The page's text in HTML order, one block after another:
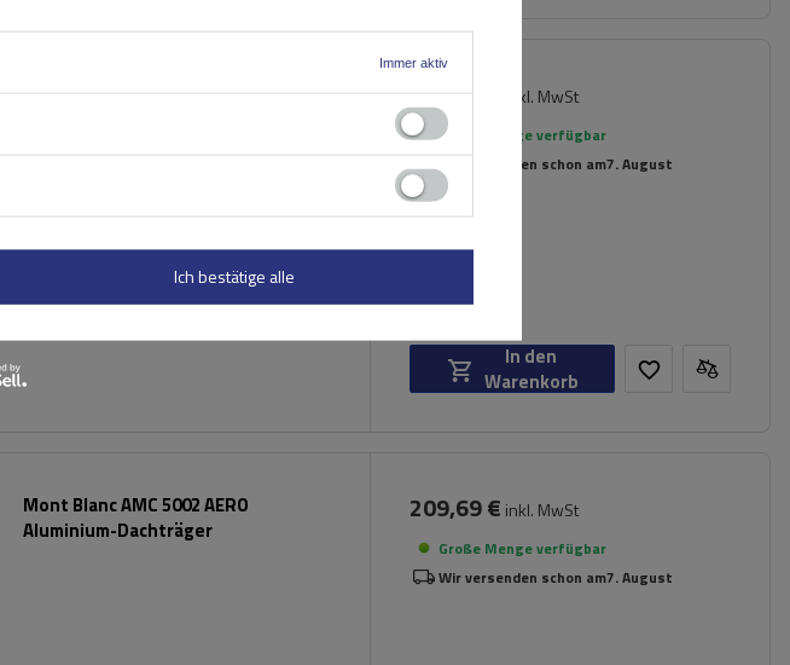
inkl. MwSt
Große Menge verfügbar
Wir versenden schon am7. August
In den
Warenkorb
Mont Blanc AMC 5002 AERO
Aluminium-Dachträger
209,69 € inkl. MwSt
Große Menge verfügbar
Wir versenden schon am7. August
Immer aktiv
Ich bestätige alle